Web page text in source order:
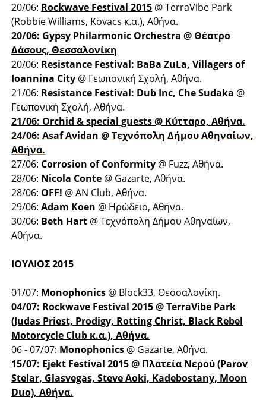
20/06: Rockwave Festival 2015 @ TerraVibe Park
(Robbie Williams, Kovacs κ.α.), Αθήνα.
20/06: Gypsy Philarmonic Orchestra @ Θέατρο
Δάσους, Θεσσαλονίκη
20/06: Resistance Festival: BaBa ZuLa, Villagers of
Ioannina City @ Γεωπονική Σχολή, Αθήνα.
21/06: Resistance Festival: Dub Inc, Che Sudaka @
Γεωπονική Σχολή, Αθήνα.
21/06: Orchid & special guests@ Κύτταρο, Αθήνα.
24/06:Asaf Avidan @ Τεχνόπολη Δήμου Αθηναίων,
Αθήνα.
27/06: Corrosion of Conformity @ Fuzz, Αθήνα.
28/06: Nicola Conte @ Gazarte, Αθήνα.
28/06: OFF! @ AN Club, Αθήνα.
29/06:Adam Koen @ Ηρώδειο, Αθήνα.
30/06: Beth Hart @ Τεχνόπολη Δήμου Αθηναίων,
Αθήνα.
ΙΟΥΛΙΟΣ 2015
01/07: Monophonics @ Block33, Θεσσαλονίκη.
04/07: Rockwave Festival 2015@ TerraVibe Park
(Judas Priest, Prodigy, Rotting Christ, Black Rebel
Motorcycle Club κ.α.), Αθήνα.
06 - 07/07: Monophonics @ Gazarte, Αθήνα.
15/07: Ejekt Festival 2015@ Πλατεία Νερού (Parov
Stelar, Glasvegas, Steve Aoki, Kadebostany, Moon
Duo), Αθήνα.